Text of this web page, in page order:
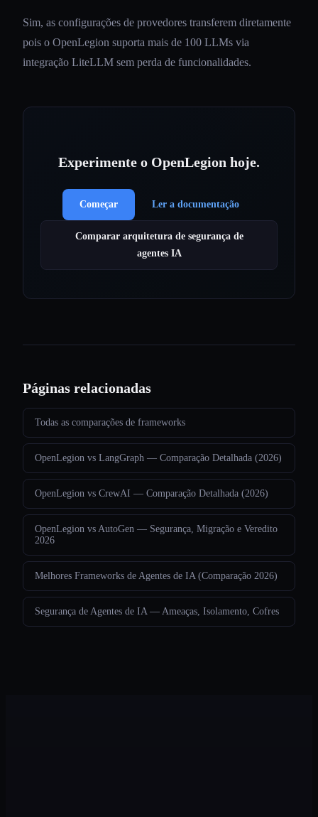
Sim, as configurações de provedores transferem diretamente
pois o OpenLegion suporta mais de 100 LLMs via
integração LiteLLM sem perda de funcionalidades.
Experimente o OpenLegion hoje.
Começar Ler a documentação
Comparar arquitetura de segurança de
agentes IA
Páginas relacionadas
Todas as comparações de frameworks
OpenLegion vs LangGraph — Comparação Detalhada (2026)
OpenLegion vs CrewAI — Comparação Detalhada (2026)
OpenLegion vs AutoGen — Segurança, Migração e Veredito
2026
Melhores Frameworks de Agentes de IA (Comparação 2026)
Segurança de Agentes de IA — Ameaças, Isolamento, Cofres